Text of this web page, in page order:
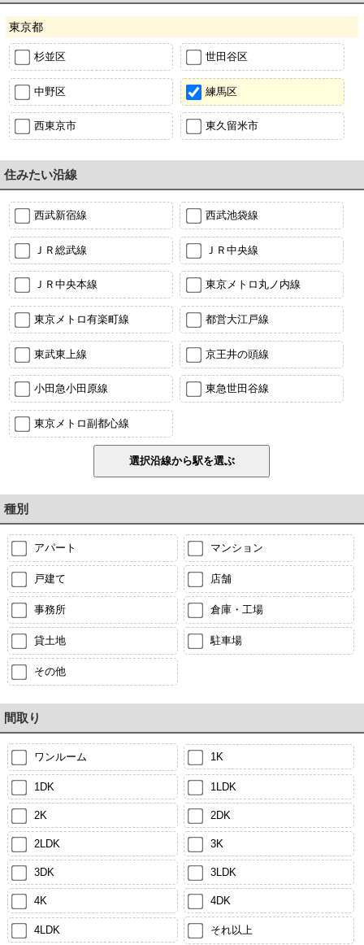
東京都
杉並区 世田谷区
中野区 練馬区
西東京市 東久留米市
住みたい沿線
西武新宿線 西武池袋線
ＪＲ総武線 ＪＲ中央線
ＪＲ中央本線 東京メトロ丸ノ内線
東京メトロ有楽町線 都営大江戸線
東武東上線 京王井の頭線
小田急小田原線 東急世田谷線
東京メトロ副都心線
種別
アパート マンション
戸建て 店舗
事務所 倉庫・工場
貸土地 駐車場
その他
間取り
ワンルーム 1K
1DK 1LDK
2K 2DK
2LDK 3K
3DK 3LDK
4K 4DK
4LDK それ以上